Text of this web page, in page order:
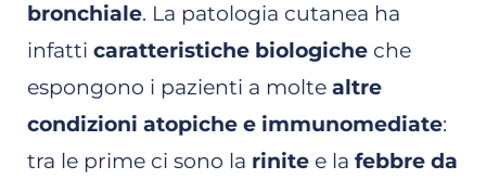
bronchiale. La patologia cutanea ha
infatti caratteristiche biologiche che
espongono i pazienti a molte altre
condizioni atopiche e immunomediate:
tra le prime ci sono la rinite e la febbre da